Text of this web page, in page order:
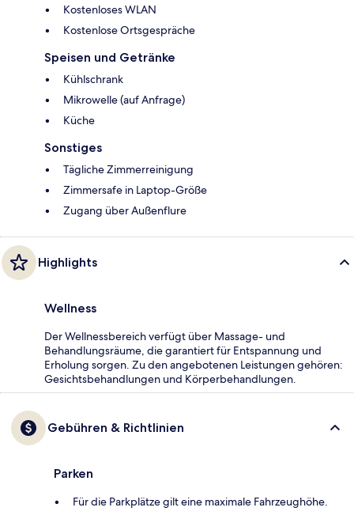
Kostenloses WLAN
Kostenlose Ortsgespräche
Speisen und Getränke
Kühlschrank
Mikrowelle (auf Anfrage)
Küche
Sonstiges
Tägliche Zimmerreinigung
Zimmersafe in Laptop-Größe
Zugang über Außenflure
Highlights
Wellness
Der Wellnessbereich verfügt über Massage- und
Behandlungsräume, die garantiert für Entspannung und
Erholung sorgen. Zu den angebotenen Leistungen gehören:
Gesichtsbehandlungen und Körperbehandlungen.
Gebühren & Richtlinien
Parken
Für die Parkplätze gilt eine maximale Fahrzeughöhe.